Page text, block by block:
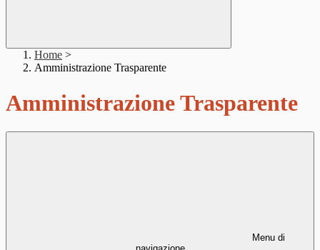
Home >
Amministrazione Trasparente
Amministrazione Trasparente
Menu di